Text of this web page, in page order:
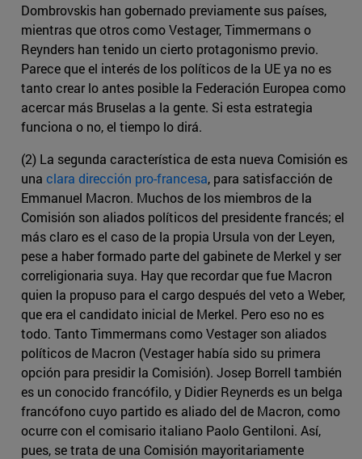
Dombrovskis han gobernado previamente sus países,
mientras que otros como Vestager, Timmermans o
Reynders han tenido un cierto protagonismo previo.
Parece que el interés de los políticos de la UE ya no es
tanto crear lo antes posible la Federación Europea como
acercar más Bruselas a la gente. Si esta estrategia
funciona o no, el tiempo lo dirá.
(2) La segunda característica de esta nueva Comisión es
una clara dirección pro-francesa, para satisfacción de
Emmanuel Macron. Muchos de los miembros de la
Comisión son aliados políticos del presidente francés; el
más claro es el caso de la propia Ursula von der Leyen,
pese a haber formado parte del gabinete de Merkel y ser
correligionaria suya. Hay que recordar que fue Macron
quien la propuso para el cargo después del veto a Weber,
que era el candidato inicial de Merkel. Pero eso no es
todo. Tanto Timmermans como Vestager son aliados
políticos de Macron (Vestager había sido su primera
opción para presidir la Comisión). Josep Borrell también
es un conocido francófilo, y Didier Reynerds es un belga
francófono cuyo partido es aliado del de Macron, como
ocurre con el comisario italiano Paolo Gentiloni. Así,
pues, se trata de una Comisión mayoritariamente